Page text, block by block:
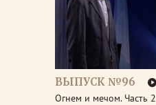
ВЫПУСК №96
Огнем и мечом. Часть 2